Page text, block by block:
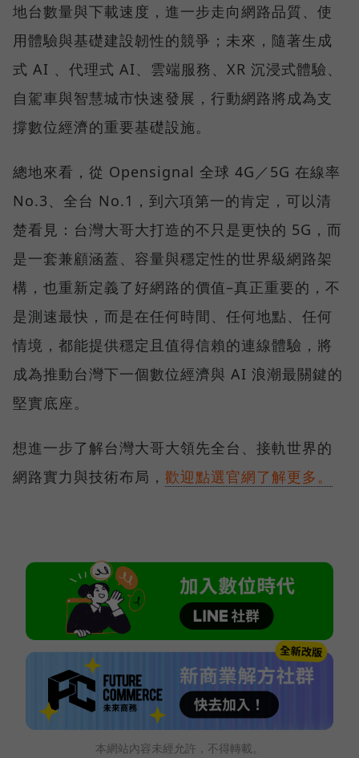
地台數量與下載速度，進一步走向網路品質、使
用體驗與基礎建設韌性的競爭；未來，隨著生成
式 AI 、代理式 AI、雲端服務、XR 沉浸式體驗、
自駕車與智慧城市快速發展，行動網路將成為支
撐數位經濟的重要基礎設施。
總地來看，從 Opensignal 全球 4G／5G 在線率
No.3、全台 No.1，到六項第一的肯定，可以清
楚看見：台灣大哥大打造的不只是更快的 5G，而
是一套兼顧涵蓋、容量與穩定性的世界級網路架
構，也重新定義了好網路的價值–真正重要的，不
是測速最快，而是在任何時間、任何地點、任何
情境，都能提供穩定且值得信賴的連線體驗，將
成為推動台灣下一個數位經濟與 AI 浪潮最關鍵的
堅實底座。
想進一步了解台灣大哥大領先全台、接軌世界的
網路實力與技術布局， 歡迎點選官網了解更多。
本網站內容未經允許，不得轉載。